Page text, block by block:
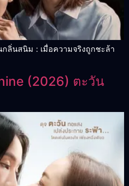
ลิ่นสนิม : เมื่อความจริงถูกชะล้า
(2026) ตะวัน